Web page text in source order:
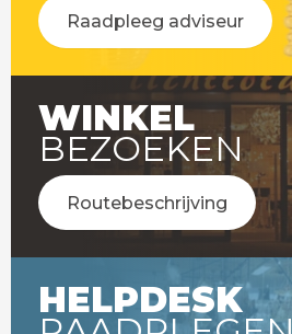
Raadpleeg adviseur
WINKEL
BEZOEKEN
Routebeschrijving
HELPDESK